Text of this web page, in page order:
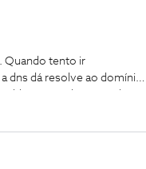
Quando tento ir
dns dá resolve ao domínio
e o problema